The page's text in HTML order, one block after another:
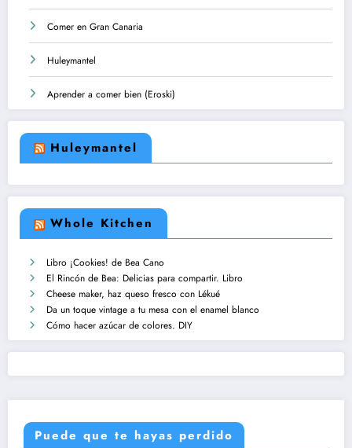
Comer en Gran Canaria
Huleymantel
Aprender a comer bien (Eroski)
Huleymantel
Whole Kitchen
Libro ¡Cookies! de Bea Cano
El Rincón de Bea: Delicias para compartir. Libro
Cheese maker, haz queso fresco con Lékué
Da un toque vintage a tu mesa con el enamel blanco
Cómo hacer azúcar de colores. DIY
Puede que te hayas perdido